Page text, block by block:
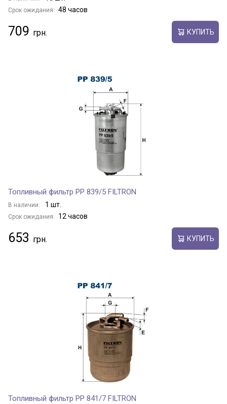
Срок ожидания: 48 часов
709 КУПИТЬ
Топливный фильтр PP 839/5 FILTRON
В наличии: 1 шт.
Срок ожидания: 12 часов
653 КУПИТЬ
Топливный фильтр PP 841/7 FILTRON